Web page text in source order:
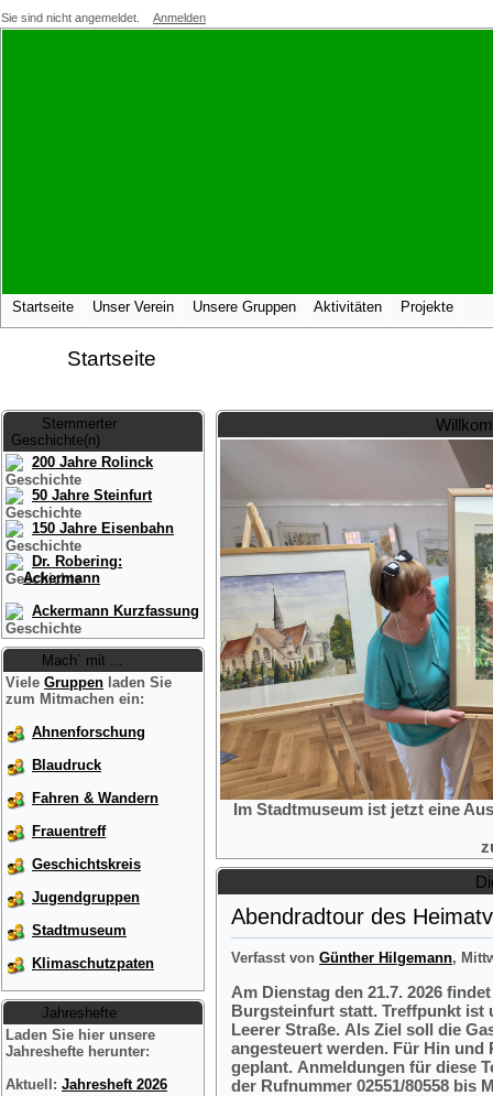
Sie sind nicht angemeldet. Anmelden
Startseite Unser Verein Unsere Gruppen Aktivitäten Projekte
Startseite
Stemmerter
Geschichte(n)
200 Jahre Rolinck
50 Jahre Steinfurt
150 Jahre Eisenbahn
Dr. Robering:
Ackermann
Ackermann Kurzfassung
Mach´ mit ...
Viele Gruppen laden Sie
zum Mitmachen ein:
Ahnenforschung
Blaudruck
Fahren & Wandern
Frauentreff
Geschichtskreis
Jugendgruppen
Stadtmuseum
Klimaschutzpaten
Jahreshefte
Laden Sie hier unsere
Jahreshefte herunter:
Aktuell: Jahresheft 2026
Im Stadtmuseum ist jetzt eine
Abendradtour des
Verfasst von Günther Hilgemann,
Am Dienstag den 21.7. 2026
Burgsteinfurt statt. Treffpunkt ist
Leerer Straße. Als Ziel soll die
angesteuert werden. Für Hin und
geplant. Anmeldungen für diese
der Rufnummer 02551/80558 bis